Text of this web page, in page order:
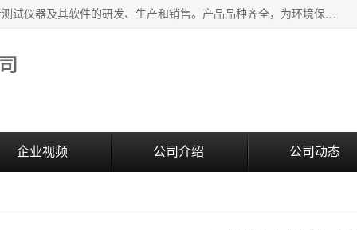
江苏天瑞仪器股份有限公司专业从事光谱、色谱、质谱等分析测试仪器及其软件的研发、生产和销售。产品品种齐全，为环境保护与安全、工业测试与分析及其它领域提供专业解决方案。 为客户提供更加先进的产品和更加满意的服务。
企业视频 公司介绍 公司动态